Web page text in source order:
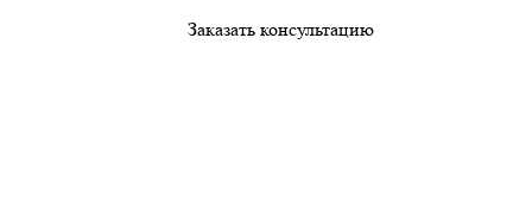
Заказать консультацию